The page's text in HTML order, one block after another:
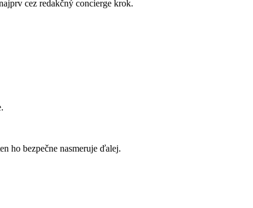
cez redakčný concierge krok.
ho bezpečne nasmeruje ďalej.